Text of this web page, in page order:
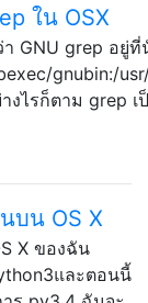
ใน OSX
GNU grep อยู่
gnubin:/
งไรก็ตาม grep
บน OS X
X ของฉัน
และตอนนี้